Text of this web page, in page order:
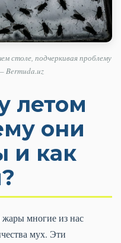
столе, подчеркивая проблему
Bermuda.uz
летом
они
и как
многие из нас
мух. Эти